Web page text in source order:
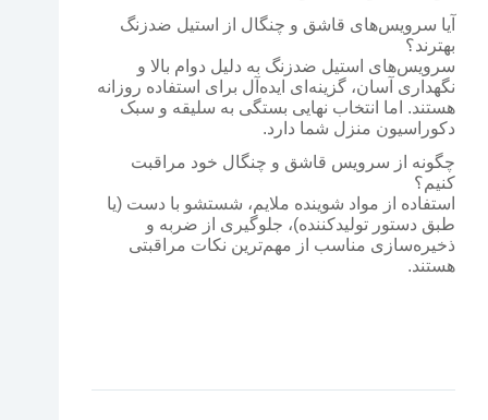
آیا سرویس‌های قاشق و چنگال از استیل ضدزنگ
بهترند؟
سرویس‌های استیل ضدزنگ به دلیل دوام بالا و
نگهداری آسان، گزینه‌ای ایده‌آل برای استفاده روزانه
هستند. اما انتخاب نهایی بستگی به سلیقه و سبک
دکوراسیون منزل شما دارد.
چگونه از سرویس قاشق و چنگال خود مراقبت
کنیم؟
استفاده از مواد شوینده ملایم، شستشو با دست (یا
طبق دستور تولیدکننده)، جلوگیری از ضربه و
ذخیره‌سازی مناسب از مهم‌ترین نکات مراقبتی
هستند.